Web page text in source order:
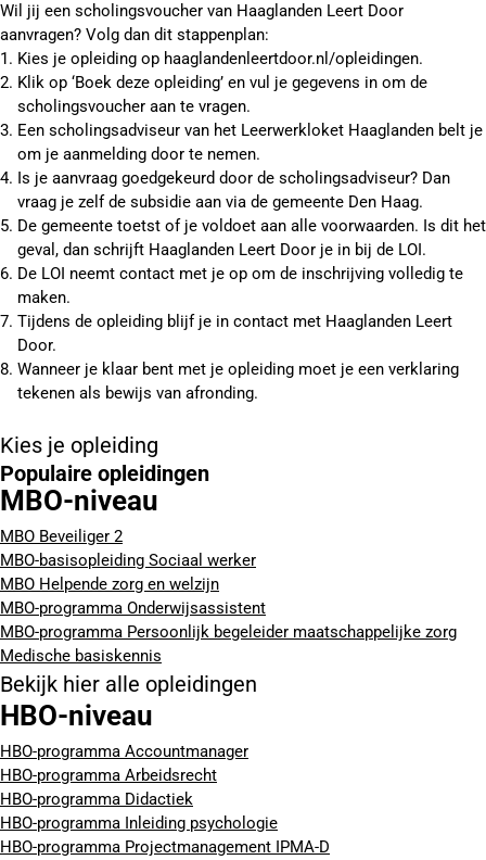
Wil jij een scholingsvoucher van Haaglanden Leert Door
aanvragen? Volg dan dit stappenplan:
Kies je opleiding op haaglandenleertdoor.nl/opleidingen.
Klik op ‘Boek deze opleiding’ en vul je gegevens in om de
scholingsvoucher aan te vragen.
Een scholingsadviseur van het Leerwerkloket Haaglanden belt je
om je aanmelding door te nemen.
Is je aanvraag goedgekeurd door de scholingsadviseur? Dan
vraag je zelf de subsidie aan via de gemeente Den Haag.
De gemeente toetst of je voldoet aan alle voorwaarden. Is dit het
geval, dan schrijft Haaglanden Leert Door je in bij de LOI.
De LOI neemt contact met je op om de inschrijving volledig te
maken.
Tijdens de opleiding blijf je in contact met Haaglanden Leert
Door.
Wanneer je klaar bent met je opleiding moet je een verklaring
tekenen als bewijs van afronding.
Kies je opleiding
Populaire opleidingen
MBO-niveau
MBO Beveiliger 2
MBO-basisopleiding Sociaal werker
MBO Helpende zorg en welzijn
MBO-programma Onderwijsassistent
MBO-programma Persoonlijk begeleider maatschappelijke zorg
Medische basiskennis
Bekijk hier alle opleidingen
HBO-niveau
HBO-programma Accountmanager
HBO-programma Arbeidsrecht
HBO-programma Didactiek
HBO-programma Inleiding psychologie
HBO-programma Projectmanagement IPMA-D